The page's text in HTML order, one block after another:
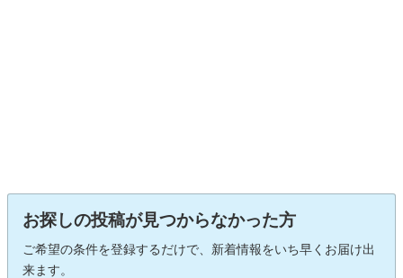
お探しの投稿が見つからなかった方
ご希望の条件を登録するだけで、新着情報をいち早くお届け出
来ます。